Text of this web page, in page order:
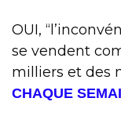
OUI,
se vendent
milliers et des
CHAQUE